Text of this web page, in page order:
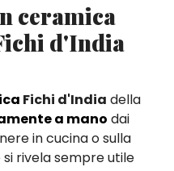
ceramica
d'India
Fichi d'India della
a mano dai
in cucina o sulla
rivela sempre utile